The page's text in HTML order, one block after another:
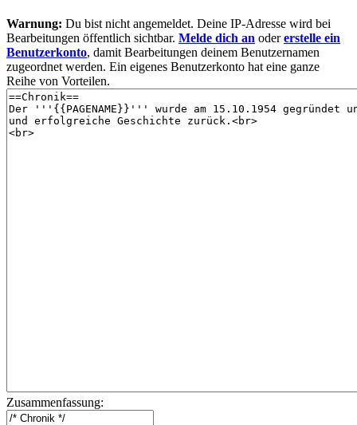
Warnung: Du bist nicht angemeldet. Deine IP-Adresse wird bei
Bearbeitungen öffentlich sichtbar. Melde dich an odererstelle ein
Benutzerkonto, damit Bearbeitungen deinem Benutzernamen
zugeordnet werden. Ein eigenes Benutzerkonto hat eine ganze
Reihe von Vorteilen.
Zusammenfassung: